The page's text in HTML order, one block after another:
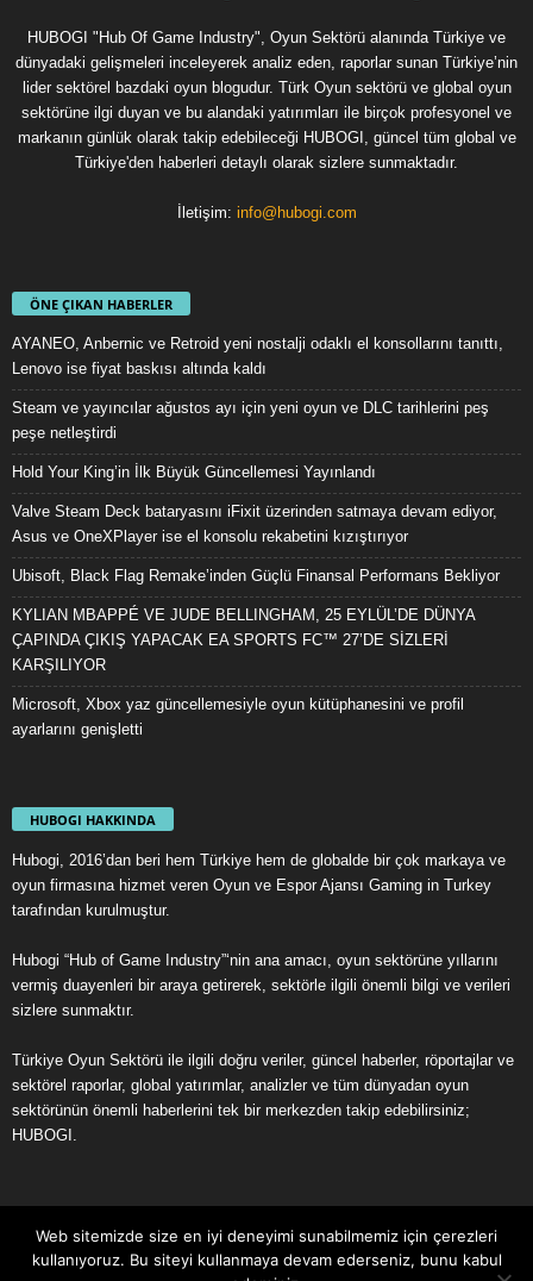
HUBOGI "Hub Of Game Industry", Oyun Sektörü alanında Türkiye ve
dünyadaki gelişmeleri inceleyerek analiz eden, raporlar sunan Türkiye’nin
lider sektörel bazdaki oyun blogudur. Türk Oyun sektörü ve global oyun
sektörüne ilgi duyan ve bu alandaki yatırımları ile birçok profesyonel ve
markanın günlük olarak takip edebileceği HUBOGI, güncel tüm global ve
Türkiye'den haberleri detaylı olarak sizlere sunmaktadır.
İletişim: info@hubogi.com
ÖNE ÇIKAN HABERLER
AYANEO, Anbernic ve Retroid yeni nostalji odaklı el konsollarını tanıttı,
Lenovo ise fiyat baskısı altında kaldı
Steam ve yayıncılar ağustos ayı için yeni oyun ve DLC tarihlerini peş
peşe netleştirdi
Hold Your King’in İlk Büyük Güncellemesi Yayınlandı
Valve Steam Deck bataryasını iFixit üzerinden satmaya devam ediyor,
Asus ve OneXPlayer ise el konsolu rekabetini kızıştırıyor
Ubisoft, Black Flag Remake’inden Güçlü Finansal Performans Bekliyor
KYLIAN MBAPPÉ VE JUDE BELLINGHAM, 25 EYLÜL’DE DÜNYA
ÇAPINDA ÇIKIŞ YAPACAK EA SPORTS FC™ 27’DE SİZLERİ
KARŞILIYOR
Microsoft, Xbox yaz güncellemesiyle oyun kütüphanesini ve profil
ayarlarını genişletti
HUBOGI HAKKINDA
Hubogi, 2016’dan beri hem Türkiye hem de globalde bir çok markaya ve
oyun firmasına hizmet veren Oyun ve Espor Ajansı Gaming in Turkey
tarafından kurulmuştur.
Hubogi “Hub of Game Industry”‘nin ana amacı, oyun sektörüne yıllarını
vermiş duayenleri bir araya getirerek, sektörle ilgili önemli bilgi ve verileri
sizlere sunmaktır.
Türkiye Oyun Sektörü ile ilgili doğru veriler, güncel haberler, röportajlar ve
sektörel raporlar, global yatırımlar, analizler ve tüm dünyadan oyun
sektörünün önemli haberlerini tek bir merkezden takip edebilirsiniz;
HUBOGI.
Çerez Politikası Aydınlatma Metni Kullanıcı Sözleşmesi
Web sitemizde size en iyi deneyimi sunabilmemiz için çerezleri
kullanıyoruz. Bu siteyi kullanmaya devam ederseniz, bunu kabul